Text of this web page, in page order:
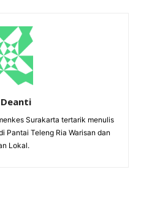
Surakarta tertarik menulis
Pantai Teleng Ria Warisan dan
Lokal.